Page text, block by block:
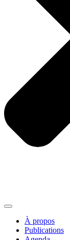
À propos
Publications